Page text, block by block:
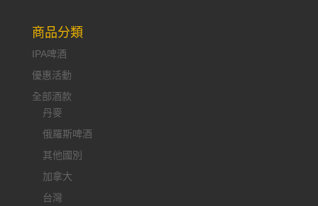
商品分類
IPA啤酒
優惠活動
全部酒款
丹麥
俄羅斯啤酒
其他國別
加拿大
台灣